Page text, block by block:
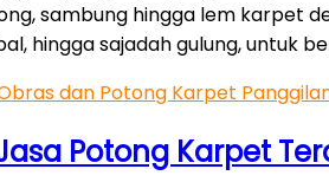
sambung hingga lem karpet
hingga sajadah gulung, untuk
dan Potong Karpet
Potong Karpet